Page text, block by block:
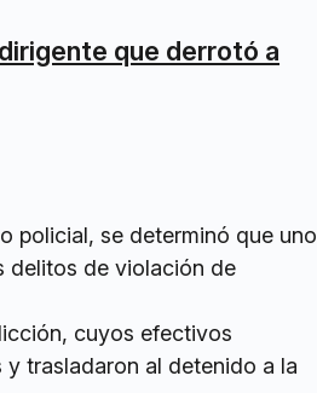
que derrotó a
policial, se determinó que uno
delitos de violación de
cuyos efectivos
trasladaron al detenido a la